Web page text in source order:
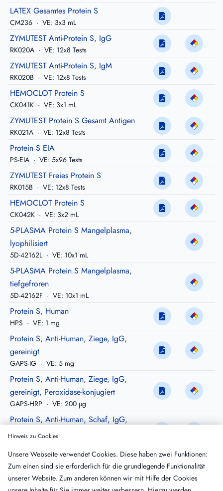
LATEX Gesamtes Protein S
CM236 · VE: 3x3 mL
ZYMUTEST Anti-Protein S, IgG
RK020A · VE: 12x8 Tests
ZYMUTEST Anti-Protein S, IgM
RK020B · VE: 12x8 Tests
HEMOCLOT Protein S
CK041K · VE: 3x1 mL
ZYMUTEST Protein S Gesamt Antigen
RK021A · VE: 12x8 Tests
Protein S EIA
PS-EIA · VE: 5x96 Tests
ZYMUTEST Freies Protein S
RK015B · VE: 12x8 Tests
HEMOCLOT Protein S
CK042K · VE: 3x2 mL
5-PLASMA Protein S Mangelplasma,
lyophilisiert
5D-42162L · VE: 10x1 mL
5-PLASMA Protein S Mangelplasma,
tiefgefroren
5D-42162F · VE: 10x1 mL
Protein S, Human
HPS · VE: 1 mg
Protein S, Anti-Human, Ziege, IgG,
gereinigt
GAPS-IG · VE: 5 mg
Protein S, Anti-Human, Ziege, IgG,
gereinigt, Peroxidase-konjugiert
GAPS-HRP · VE: 200 µg
Protein S, Anti-Human, Schaf, IgG,
gereinigt
Protein S, Anti-Human, Schaf, IgG,
affinitätsgereinigt
SAPS-AP · VE: 500 µg
Hinweis zu Cookies
Unsere Webseite verwendet Cookies. Diese haben zwei Funktionen:
Zum einen sind sie erforderlich für die grundlegende Funktionalität
unserer Website. Zum anderen können wir mit Hilfe der Cookies